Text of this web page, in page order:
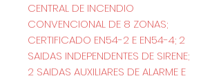
CENTRAL DE INCENDIO
CONVENCIONAL DE 8 ZONAS;
CERTIFICADO EN54-2 E EN54-4; 2
SAIDAS INDEPENDENTES DE SIRENE;
2 SAIDAS AUXILIARES DE ALARME E